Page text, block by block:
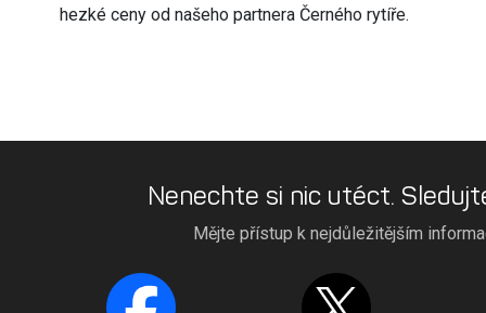
hezké ceny od našeho partnera Černého rytíře.
Nenechte si nic utéct.
Mějte přístup k nejdůležitějším